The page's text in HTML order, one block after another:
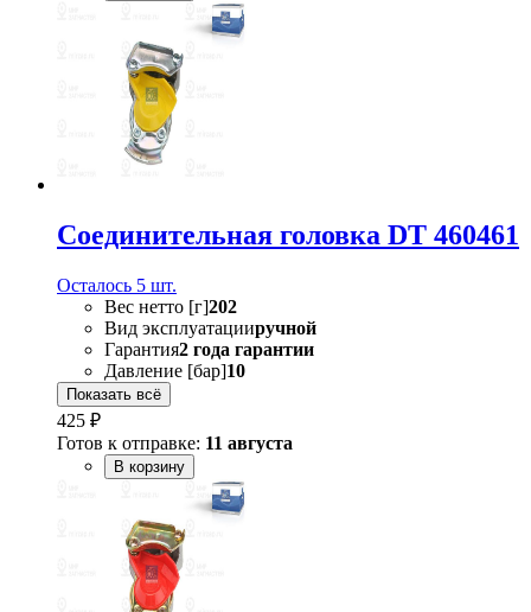
Соединительная головка DT 460461
Осталось 5 шт.
Вес нетто [г]202
Вид эксплуатацииручной
Гарантия2 года гарантии
Давление [бар]10
Показать всё
425 ₽
Готов к отправке: 11 августа
В корзину